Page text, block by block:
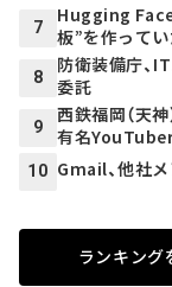
7
Hugging
板”を作って
8
防衛装備庁、
委託
9
西鉄福岡（天
有名
10 Gmail、他社
ランキング